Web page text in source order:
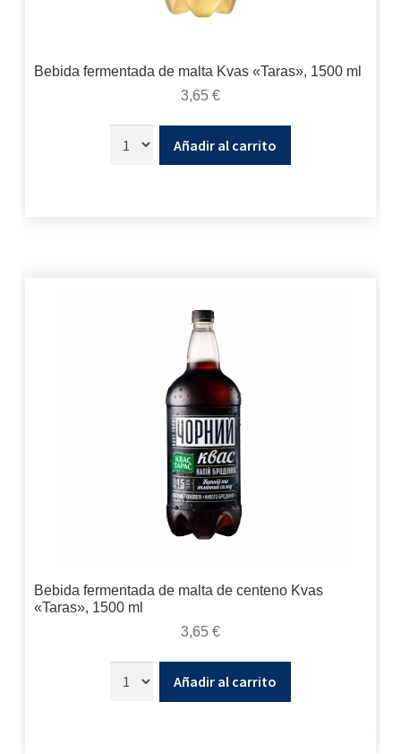
Bebida fermentada de malta Kvas «Taras», 1500 ml
3,65 €
Añadir al carrito
Bebida fermentada de malta de centeno Kvas
«Taras», 1500 ml
3,65 €
Añadir al carrito